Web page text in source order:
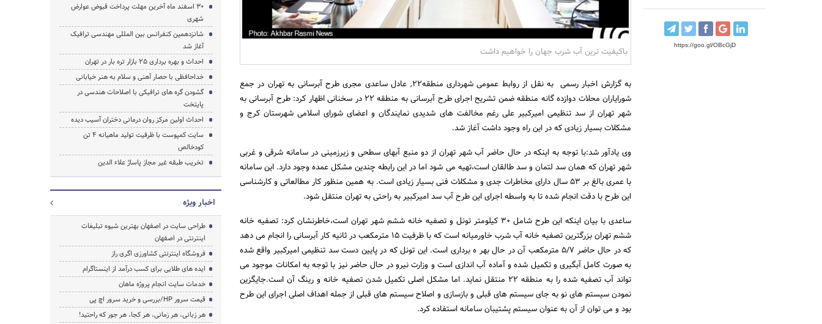
https://goo.gl/OBcGjD
باکیفیت ترین آب شرب جهان را خواهیم داشت
به گزارش اخبار رسمی به نقل از روابط عمومی شهرداری منطقه22, عادل ساعدی مجری طرح آبرسانی به تهران در جمع
شورایاران محلات دوازده گانه منطقه ضمن تشریح اجرای طرح آبرسانی به منطقه 22 در سخنانی اظهار کرد: طرح آبرسانی به
شهر تهران از سد تنظیمی امیرکبیر علی رغم مخالفت های شدیدی نمایندگان و اعضای شورای اسلامی شهرستان کرج و
مشکلات بسیار زیادی که در این راه وجود داشت آغاز شد.
وی یادآور شد:با توجه به اینکه در حال حاضر آب شهر تهران از دو منبع آبهای سطحی و زیرزمینی در سامانه شرقی و غربی
شهر تهران که همان سد لتمان و سد طالقان است،تهیه می شود اما در این رابطه چندین مشکل عمده وجود دارد. این سامانه
با عمری بالغ بر 53 سال دارای مخاطرات جدی و مشکلات فنی بسیار زیادی است. به همین منظور کار مطالعاتی و کارشناسی
این طرح با دقت انجام شده تا به واسطه اجرای این طرح آب سد امیرکبیر به راحتی به تهران منتقل شود.
ساعدی با بیان اینکه این طرح شامل 30 کیلومتر تونل و تصفیه خانه ششم شهر تهران است،خاطرنشان کرد: تصفیه خانه
ششم تهران بزرگترین تصفیه خانه آب شرب خاورمیانه است که با ظرفیت 15 مترمکعب در ثانیه کار آبرسانی را انجام می دهد
که در حال حاضر 5/7 مترمکعب آن در حال بهر ه برداری است. این تونل که در پایین دست سد تنظیمی امیرکبیر واقع شده
به صورت کامل آبگیری و تکمیل شده و آماده آب اندازی است و وزارت نیرو در حال حاضر نیز با توجه به امکانات موجود می
تواند آب تصفیه شده را به منطقه 22 منتقل نماید. اما مشکل اصلی تکمیل شدن تصفیه خانه و رینگ آن است.جایگزین
نمودن سیستم های نو به جای سیستم های قبلی و بازسازی و اصلاح سیستم های قبلی از جمله اهداف اصلی اجرای این طرح
بود و می توان از آن به عنوان سیستم پشتیبان سامانه استفاده کرد.
30 اسفند ماه آخرین مهلت پرداخت قبوض عوارض
شهری
شانزدهمین کنفرانس بین المللی مهندسی ترافیک
آغاز شد
احداث و بهره برداری 25 بازار تره بار در تهران
خداحافظی با حصار آهنی و سلام به هنر خیابانی
گشودن گره های ترافیکی با اصلاحات هندسی در
پایتخت
احداث اولین مرکز روان درمانی دختران آسیب دیده
سایت کمپوست با ظرفیت تولید ماهیانه 4 تن
کودخالص
تخریب طبقه غیر مجاز پاساژ علاء الدین
اخبار ویژه
طراحی سایت در اصفهان بهترین شیوه تبلیغات
اینترنتی در اصفهان
فروشگاه اینترنتی کشاورزی اگری راز
ایده های طلایی برای کسب درآمد از اینستاگرام
خدمات سایت انجام پروژه ماهان
قیمت سرور HP/بررسی و خرید سرور اچ پی
هر زبانی، هر زمانی، هر کجا، هر جور که راحتید!